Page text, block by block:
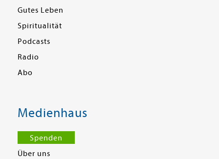
Gutes Leben
Spiritualität
Podcasts
Radio
Abo
Medienhaus
Spenden
Über uns